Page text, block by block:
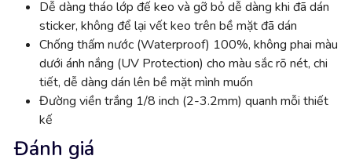
Dễ dàng tháo lớp đế keo và gỡ bỏ dễ dàng khi đã dán
sticker, không để lại vết keo trên bề mặt đã dán
Chống thấm nước (Waterproof) 100%, không phai màu
dưới ánh nắng (UV Protection) cho màu sắc rõ nét, chi
tiết, dễ dàng dán lên bề mặt mình muốn
Đường viền trắng 1/8 inch (2-3.2mm) quanh mỗi thiết
kế
Đánh giá